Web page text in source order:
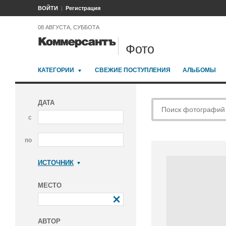
ВОЙТИ Регистрация
08 АВГУСТА, СУББОТА
Фото
КАТЕГОРИИ СВЕЖИЕ ПОСТУПЛЕНИЯ АЛЬБОМЫ
ДАТА
с
по
ИСТОЧНИК
МЕСТО
АВТОР